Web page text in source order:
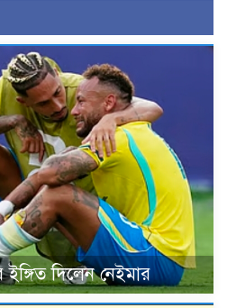
দিলেন নেইমার